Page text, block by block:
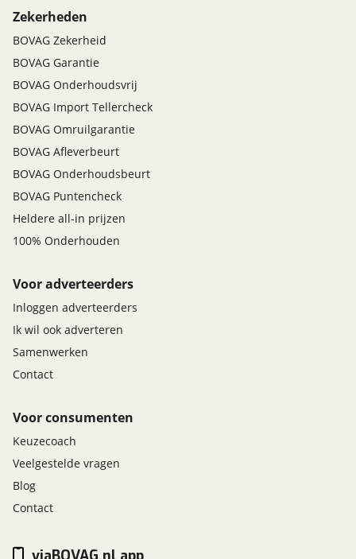
Zekerheden
BOVAG Zekerheid
BOVAG Garantie
BOVAG Onderhoudsvrij
BOVAG Import Tellercheck
BOVAG Omruilgarantie
BOVAG Afleverbeurt
BOVAG Onderhoudsbeurt
BOVAG Puntencheck
Heldere all-in prijzen
100% Onderhouden
Voor adverteerders
Inloggen adverteerders
Ik wil ook adverteren
Samenwerken
Contact
Voor consumenten
Keuzecoach
Veelgestelde vragen
Blog
Contact